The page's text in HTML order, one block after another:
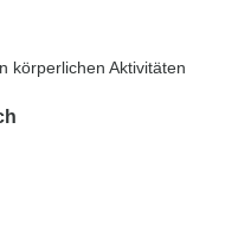
körperlichen Aktivitäten